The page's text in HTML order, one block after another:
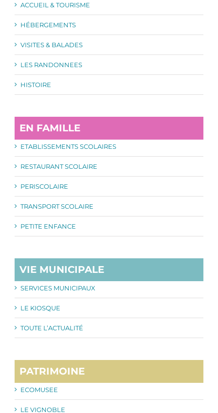
ACCUEIL & TOURISME
HÉBERGEMENTS
VISITES & BALADES
LES RANDONNEES
HISTOIRE
EN FAMILLE
ETABLISSEMENTS SCOLAIRES
RESTAURANT SCOLAIRE
PERISCOLAIRE
TRANSPORT SCOLAIRE
PETITE ENFANCE
VIE MUNICIPALE
SERVICES MUNICIPAUX
LE KIOSQUE
TOUTE L’ACTUALITÉ
PATRIMOINE
ECOMUSEE
LE VIGNOBLE